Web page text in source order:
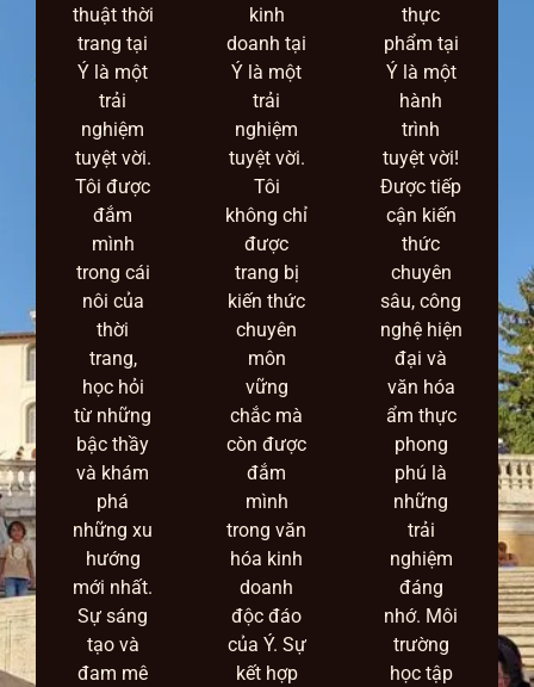
thuật thời
trang tại
Ý là một
trải
nghiệm
tuyệt vời.
Tôi được
đắm
mình
trong cái
nôi của
thời
trang,
học hỏi
từ những
bậc thầy
và khám
phá
những xu
hướng
mới nhất.
Sự sáng
tạo và
đam mê
kinh
doanh tại
Ý là một
trải
nghiệm
tuyệt vời.
Tôi
không chỉ
được
trang bị
kiến thức
chuyên
môn
vững
chắc mà
còn được
đắm
mình
trong văn
hóa kinh
doanh
độc đáo
của Ý. Sự
kết hợp
thực
phẩm tại
Ý là một
hành
trình
tuyệt vời!
Được tiếp
cận kiến
thức
chuyên
sâu, công
nghệ hiện
đại và
văn hóa
ẩm thực
phong
phú là
những
trải
nghiệm
đáng
nhớ. Môi
trường
học tập